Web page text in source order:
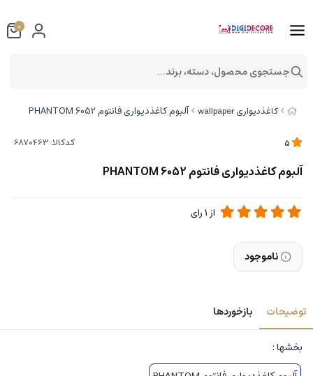
کاغذدیواری wallpaper آلبوم کاغذدیواری فانتوم 6052 PHANTOM
کدکالا:
آلبوم کاغذدیواری فانتوم 6052 PHANTOM
از 1رای
ناموجود
توضیحات بازخوردها
بخشها :
0
جستجوی محصول، دسته، برند...